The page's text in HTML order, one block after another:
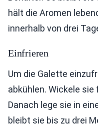
hält die Aromen
innerhalb von drei
Einfrieren
Um die Galette
abkühlen. Wickele
Danach lege sie in
bleibt sie bis zu drei